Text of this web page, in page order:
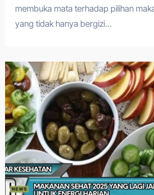
membuka mata terhadap pilihan
yang tidak hanya bergizi…